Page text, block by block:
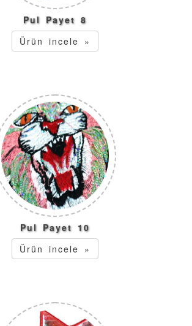
Pul Payet 8
Ürün incele »
Pul Payet 10
Ürün incele »